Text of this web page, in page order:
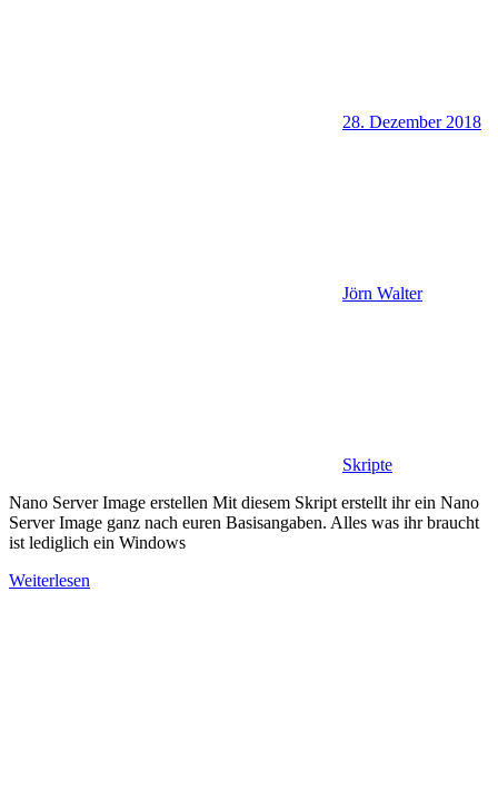
28. Dezember 2018
Jörn Walter
Skripte
Nano Server Image erstellen Mit diesem Skript erstellt ihr ein Nano
Server Image ganz nach euren Basisangaben. Alles was ihr braucht
ist lediglich ein Windows
Weiterlesen